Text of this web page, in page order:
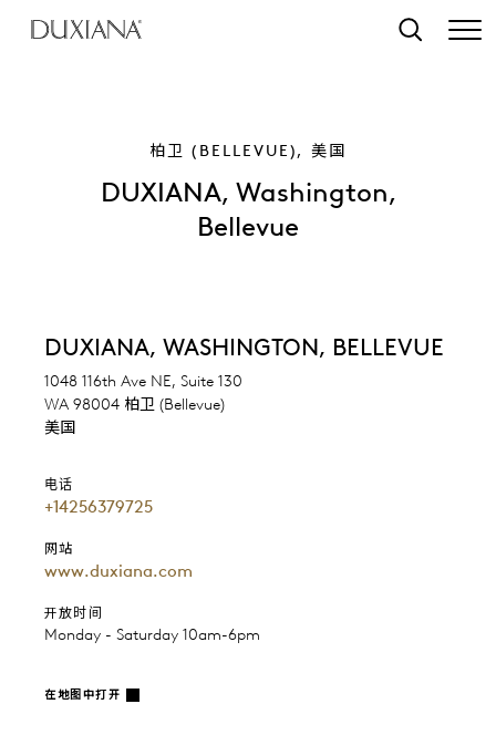
搜索
柏卫 (BELLEVUE), 美国
DUXIANA, Washington,
Bellevue
DUXIANA, WASHINGTON, BELLEVUE
1048 116th Ave NE, Suite 130
WA 98004 柏卫 (Bellevue)
美国
电话
+14256379725
网站
www.duxiana.com
开放时间
Monday - Saturday 10am-6pm
在地图中打开